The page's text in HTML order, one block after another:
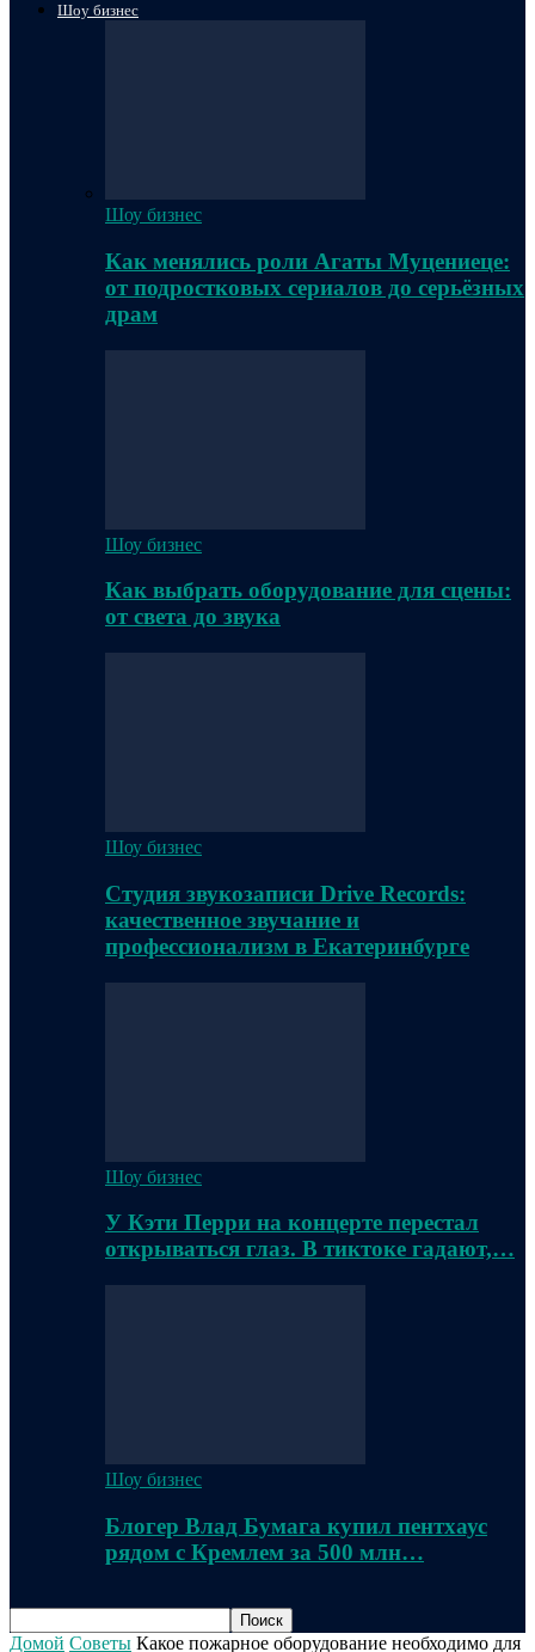
Шоу бизнес
Шоу бизнес
Как менялись роли Агаты Муцениеце:
от подростковых сериалов до серьёзных
драм
Шоу бизнес
Как выбрать оборудование для сцены:
от света до звука
Шоу бизнес
Студия звукозаписи Drive Records:
качественное звучание и
профессионализм в Екатеринбурге
Шоу бизнес
У Кэти Перри на концерте перестал
открываться глаз. В тиктоке гадают,…
Шоу бизнес
Блогер Влад Бумага купил пентхаус
рядом с Кремлем за 500 млн…
Домой Советы Какое пожарное оборудование необходимо для